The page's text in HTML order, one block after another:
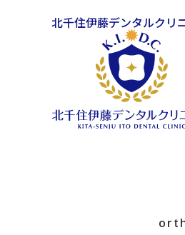
北千住伊藤デンタルクリ